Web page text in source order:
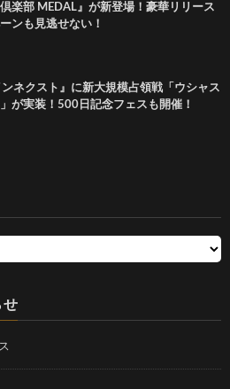
楽部 MEDAL』が新登場！豪華リリース
ンも見逃せない！
ンネクスト』に新大規模占領戦「ウシャス
が実装！500日記念フェスも開催！
せ